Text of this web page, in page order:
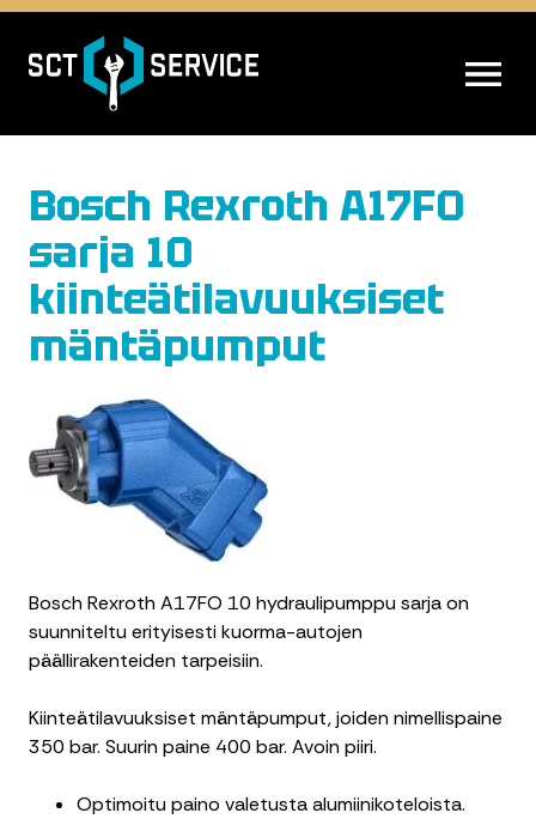
Bosch Rexroth A17FO
sarja 10
kiinteätilavuuksiset
mäntäpumput
Bosch Rexroth A17FO 10 hydraulipumppu sarja on
suunniteltu erityisesti kuorma-autojen
päällirakenteiden tarpeisiin.
Kiinteätilavuuksiset mäntäpumput, joiden nimellispaine
350 bar. Suurin paine 400 bar. Avoin piiri.
Optimoitu paino valetusta alumiinikoteloista.